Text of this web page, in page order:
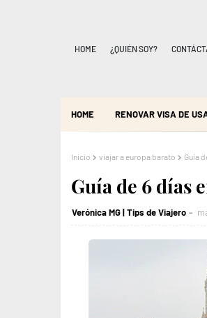
HOME ¿QUIÉN SOY?
HOME RENOVAR VISA DE
Inicio viajar a europa barato Guía
Guía de 6 días
Verónica MG | Tips de Viajero